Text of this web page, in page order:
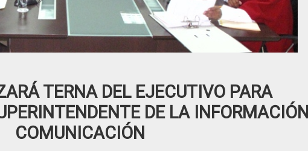
TERNA DEL EJECUTIVO PARA
DE LA
COMUNICACIÓN